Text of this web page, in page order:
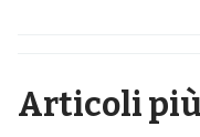
Articoli